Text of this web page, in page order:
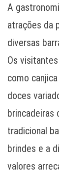
A
atrações da
diversas
Os
como
doces
brincadeiras
tradicional
brindes e a
valores